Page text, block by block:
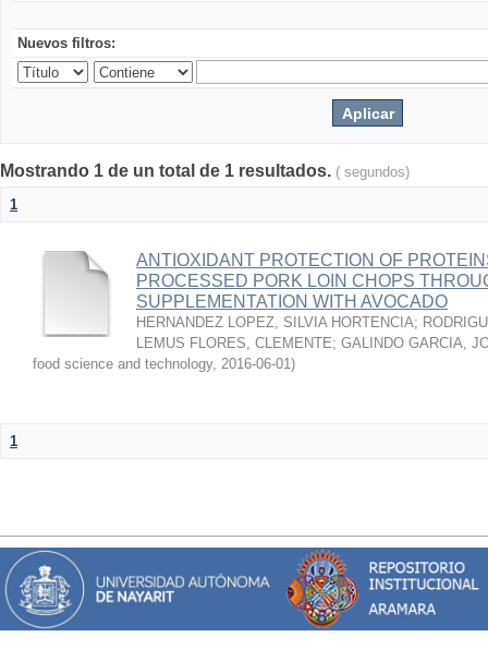
Nuevos filtros:
Mostrando 1 de un total de 1 resultados. ( segundos)
1
ANTIOXIDANT PROTECTION OF
PROCESSED PORK LOIN CHOPS
SUPPLEMENTATION WITH AVOCADO
HERNANDEZ LOPEZ, SILVIA HORTENCIA;
LEMUS FLORES, CLEMENTE; GALINDO GARCIA,
food science and technology, 2016-06-01)
1